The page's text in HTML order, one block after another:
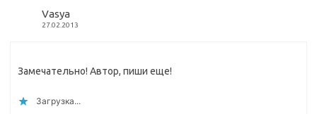
Vasya
27.02.2013
Замечательно! Автор, пиши еще!
Загрузка...